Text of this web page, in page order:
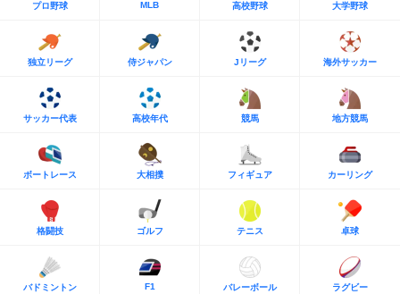
プロ野球 MLB 高校野球 大学野球
独立リーグ 侍ジャパン Jリーグ 海外サッカー
サッカー代表 高校年代 競馬 地方競馬
ボートレース 大相撲 フィギュア カーリング
格闘技 ゴルフ テニス 卓球
バドミントン F1 バレーボール ラグビー